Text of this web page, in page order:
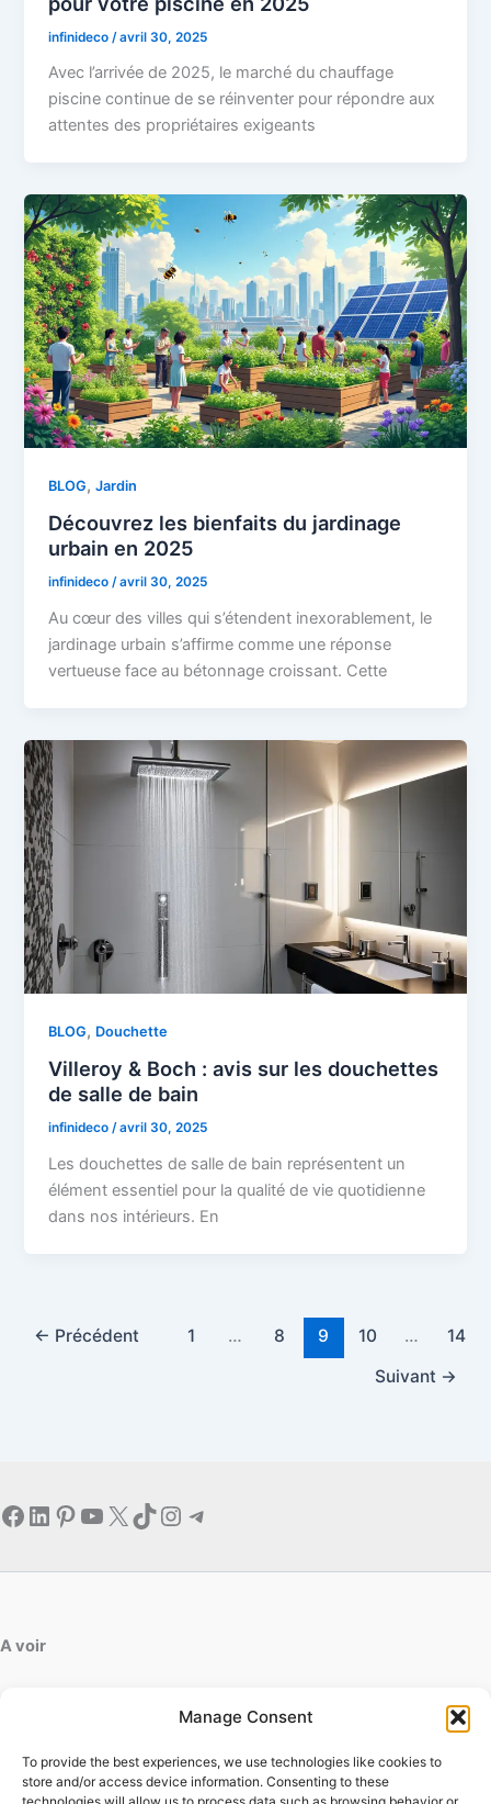
Manage Consent
To provide the best experiences, we use technologies like cookies to
store and/or access device information. Consenting to these
infinideco /avril 30, 2025
Avec l’arrivée de 2025, le marché du chauffage
piscine continue de se réinventer pour répondre aux
attentes des propriétaires exigeants
BLOG,Jardin
Découvrez les bienfaits du jardinage
urbain en 2025
infinideco/avril 30, 2025
Au cœur des villes qui s’étendent inexorablement, le
jardinage urbain s’affirme comme une réponse
vertueuse face au bétonnage croissant. Cette
BLOG, Douchette
Villeroy & Boch : avis sur les douchettes
de salle de bain
infinideco/avril 30, 2025
Les douchettes de salle de bain représentent un
élément essentiel pour la qualité de vie quotidienne
dans nos intérieurs. En
← Précédent 1 … 8 9 10 …
14
Suivant →
Facebook
LinkedIn
Pinterest
YouTube
X TikTok
Instagram
Telegram
A voir
Contact
Mentions légales